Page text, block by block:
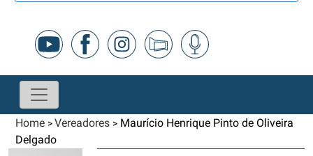
Home >Vereadores > Maurício Henrique Pinto de Oliveira
Delgado